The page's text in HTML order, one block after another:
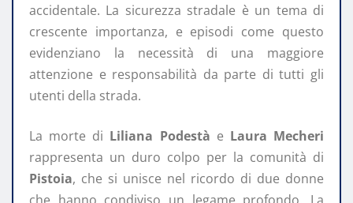
accidentale. La sicurezza stradale è un tema di
crescente importanza, e episodi come questo
evidenziano la necessità di una maggiore
attenzione e responsabilità da parte di tutti gli
utenti della strada.
La morte di Liliana Podestà e Laura Mecheri
rappresenta un duro colpo per la comunità di
Pistoia, che si unisce nel ricordo di due donne